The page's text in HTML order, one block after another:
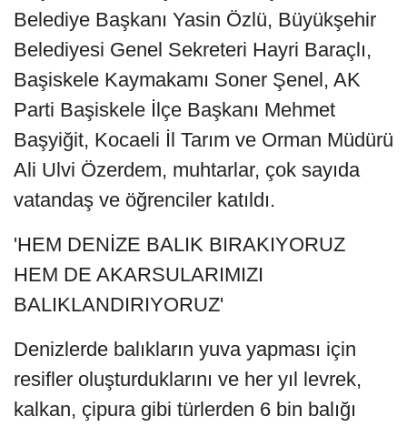
Belediye Başkanı Yasin Özlü, Büyükşehir
Belediyesi Genel Sekreteri Hayri Baraçlı,
Başiskele Kaymakamı Soner Şenel, AK
Parti Başiskele İlçe Başkanı Mehmet
Başyiğit, Kocaeli İl Tarım ve Orman Müdürü
Ali Ulvi Özerdem, muhtarlar, çok sayıda
vatandaş ve öğrenciler katıldı.
'HEM DENİZE BALIK BIRAKIYORUZ
HEM DE AKARSULARIMIZI
BALIKLANDIRIYORUZ'
Denizlerde balıkların yuva yapması için
resifler oluşturduklarını ve her yıl levrek,
kalkan, çipura gibi türlerden 6 bin balığı